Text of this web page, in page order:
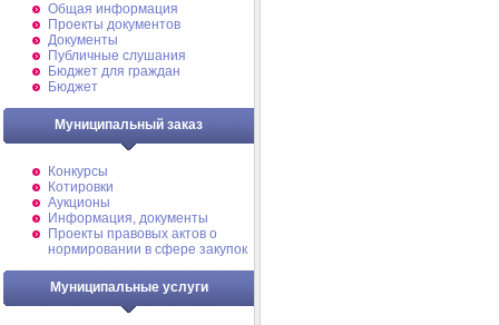
Общая информация
Проекты документов
Документы
Публичные слушания
Бюджет для граждан
Бюджет
Муниципальный заказ
Конкурсы
Котировки
Аукционы
Информация, документы
Проекты правовых актов о
нормировании в сфере закупок
Муниципальные услуги